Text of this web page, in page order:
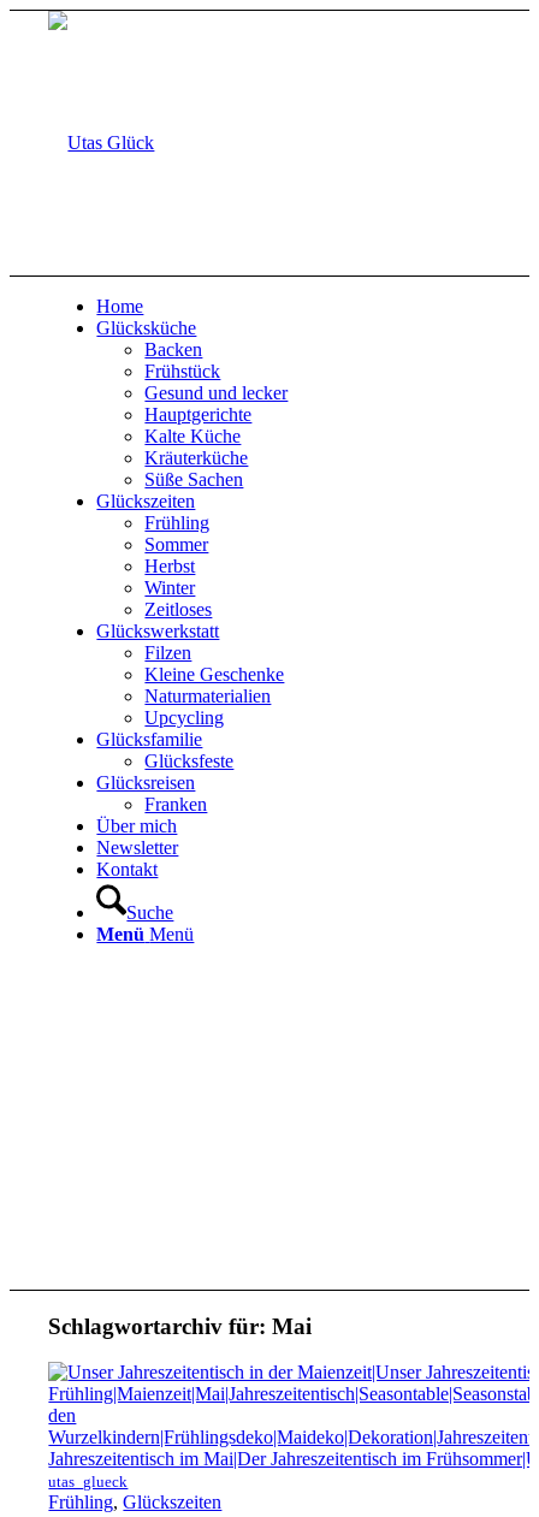
Home
Glücksküche
Backen
Frühstück
Gesund und lecker
Hauptgerichte
Kalte Küche
Kräuterküche
Süße Sachen
Glückszeiten
Frühling
Sommer
Herbst
Winter
Zeitloses
Glückswerkstatt
Filzen
Kleine Geschenke
Naturmaterialien
Upcycling
Glücksfamilie
Glücksfeste
Glücksreisen
Franken
Über mich
Newsletter
Kontakt
Suche
Menü Menü
Schlagwortarchiv für:Mai
utas_glueck
Frühling,Glückszeiten